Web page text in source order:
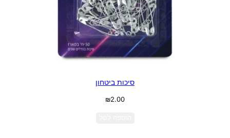
סיכות ביטחון
₪2.00